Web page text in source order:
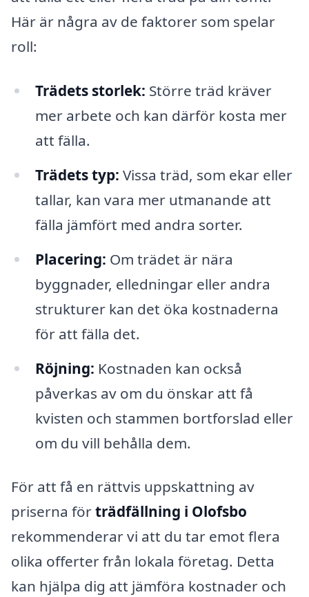
Här är några av de faktorer som spelar
roll:
Trädets storlek: Större träd kräver
mer arbete och kan därför kosta mer
att fälla.
Trädets typ: Vissa träd, som ekar eller
tallar, kan vara mer utmanande att
fälla jämfört med andra sorter.
Placering: Om trädet är nära
byggnader, elledningar eller andra
strukturer kan det öka kostnaderna
för att fälla det.
Röjning: Kostnaden kan också
påverkas av om du önskar att få
kvisten och stammen bortforslad eller
om du vill behålla dem.
För att få en rättvis uppskattning av
priserna förträdfällning i Olofsbo
rekommenderar vi att du tar emot flera
olika offerter från lokala företag. Detta
kan hjälpa dig att jämföra kostnader och